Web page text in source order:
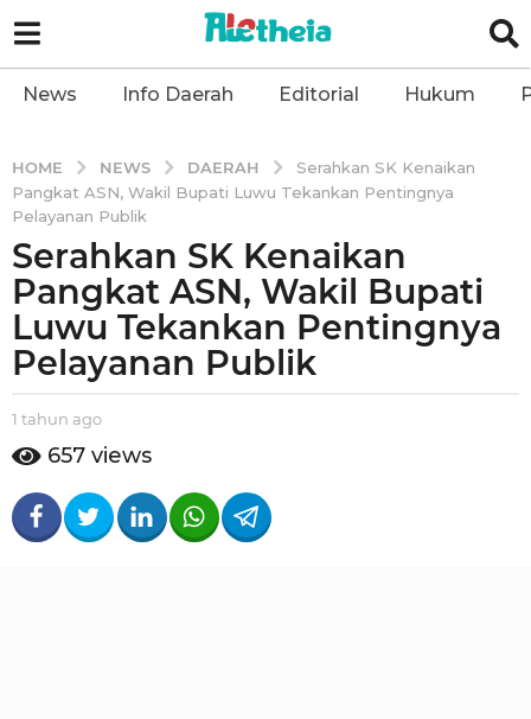
News Info Daerah Editorial Hukum
HOME NEWS DAERAH
Serahkan SK Kenaikan
Pangkat ASN, Wakil Bupati Luwu Tekankan Pentingnya
Pelayanan Publik
1
t
a
h
u
a
g
1
t
Serahkan SK Kenaikan
Pangkat ASN, Wakil Bupati
Luwu Tekankan Pentingnya
Pelayanan Publik
b
a
e
t
1 tahun ago
a
u
n
657 views